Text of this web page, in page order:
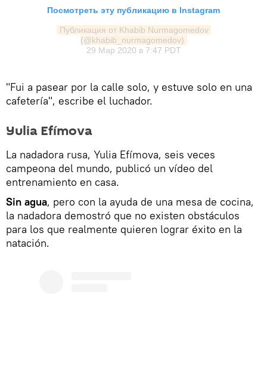
Посмотреть эту публикацию в Instagram
Публикация от Khabib Nurmagomedov
(@khabib_nurmagomedov)
29 Мар 2020 в 7:47 PDT
"Fui a pasear por la calle solo, y estuve solo en una
cafetería", escribe el luchador.
Yulia Efímova
La nadadora rusa, Yulia Efímova, seis veces
campeona del mundo, publicó un vídeo del
entrenamiento en casa.
Sin agua, pero con la ayuda de una mesa de cocina,
la nadadora demostró que no existen obstáculos
para los que realmente quieren lograr éxito en la
natación.